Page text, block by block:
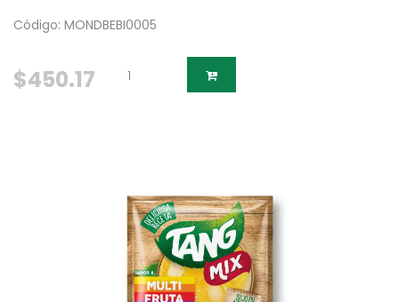
Código: MONDBEBI0005
$450.17